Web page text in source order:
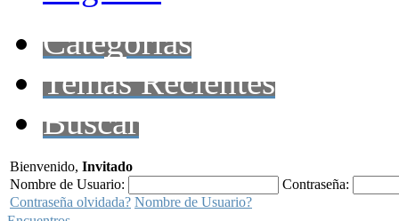
Categorías
Temas Recientes
Buscar
Bienvenido, Invitado
Nombre de Usuario:
Contraseña:
Contraseña olvidada? Nombre de Usuario?